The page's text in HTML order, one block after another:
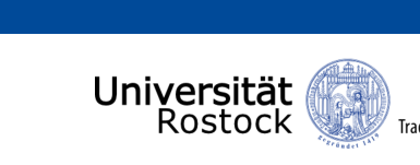
Browsen
direkt zum Inhalt